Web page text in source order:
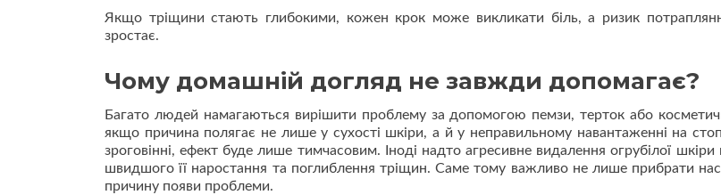
Якщо тріщини стають глибокими, кожен крок може викликати біль, а ризик
зростає.
Чому домашній догляд не завжди допомагає?
Багато людей намагаються вирішити проблему за допомогою пемзи, терток або
якщо причина полягає не лише у сухості шкіри, а й у неправильному навантаженні на
зроговінні, ефект буде лише тимчасовим. Іноді надто агресивне видалення огрубілої
швидшого її наростання та поглиблення тріщин. Саме тому важливо не лише прибрати
причину появи проблеми.